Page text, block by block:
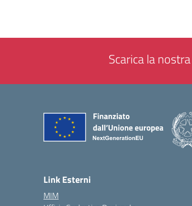
Scarica la
Link Esterni
MIM